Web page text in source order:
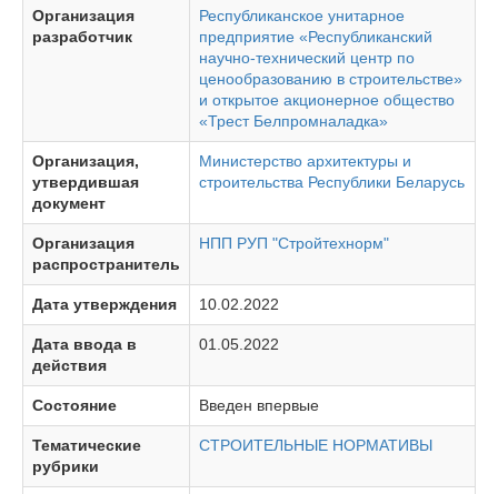
Организация
разработчик
Республиканское унитарное
предприятие «Республиканский
научно-технический центр по
ценообразованию в строительстве»
и открытое акционерное общество
«Трест Белпромналадка»
Организация,
утвердившая
документ
Министерство архитектуры и
строительства Республики Беларусь
Организация
распространитель
НПП РУП "Стройтехнорм"
Дата утверждения 10.02.2022
Дата ввода в
действия
01.05.2022
Состояние Введен впервые
Тематические
рубрики
СТРОИТЕЛЬНЫЕ НОРМАТИВЫ